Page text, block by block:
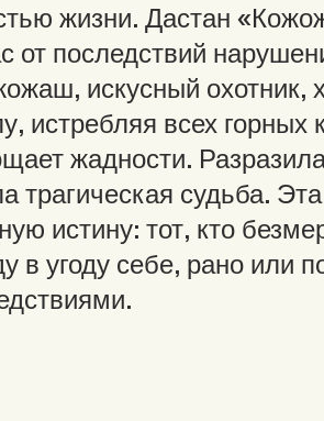
жизни. Дастан
от последствий
искусный охотник,
истребляя всех горных
жадности.
трагическая судьба. Эта
истину: тот, кто
в угоду себе, рано или